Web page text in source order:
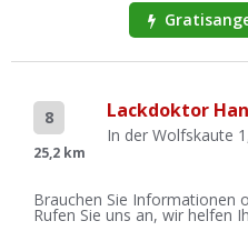
8
25,2 km
Lackdoktor
In der Wolfskaute
Brauchen Sie Informationen
Rufen Sie uns an, wir helfen